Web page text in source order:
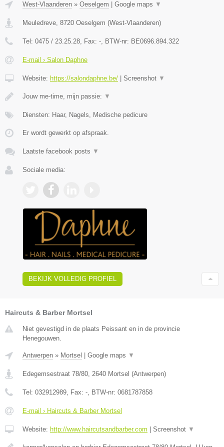
West-Vlaanderen » Oeselgem Google maps ▼
Meuledreve, 8720 Oeselgem (West-Vlaanderen)
Tel: 0475 / 23.25.28, Fax: -, BTW-nr: BE0696.894.322
E-mail › Salon Daphne
Website: https://salondaphne.be/ Screenshot ▼
Jouw me-time, mijn passie: ▼
Diensten: Haar, Nagels, Medische pedicure
Er wordt gewerkt op afspraak.
Laatste facebook posts ▼
Sociale media:
BEKIJK VOLLEDIG PROFIEL
Haircuts & Barber Mortsel
Niet gevestigd in de plaats Peissant en in de provincie
Henegouwen.
Antwerpen » Mortsel Google maps ▼
Edegemsestraat 78/80, 2640 Mortsel (Antwerpen)
Tel: 032912989, Fax: -, BTW-nr: 0681787858
E-mail › Haircuts & Barber Mortsel
Website: http://www.haircutsandbarber.com Screenshot ▼